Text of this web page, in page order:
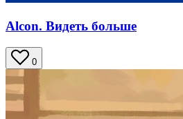
Alcon. Видеть больше
0